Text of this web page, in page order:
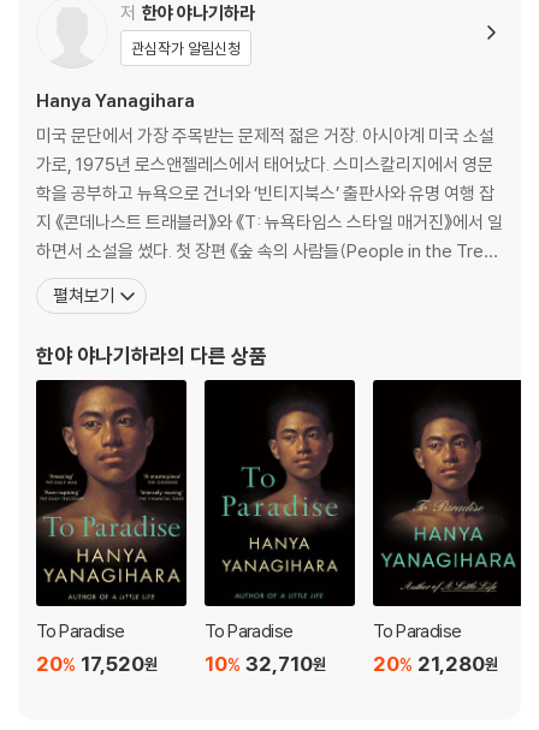
ished family resists betrothal to a worthy suitor, drawn to a ch
arming music teacher of no means. In a 1993 Manhattan besie
much older, wealthier partner, hiding his troubled childhood an
d the fate of his father. And in 2093, in a world riven by plague
s and governed by totalitarian rule, a powerful scientist’s dam
aged granddaughter tries to navigate life without him―and s
olve the mystery of her husband’s disappearances.
These three sections comprise an ingenious symphony, as re
curring notes and themes deepen and enrich one another: A t
ess, and treatments that come at a terrible cost; wealth and s
qualor; the weak and the strong; race; the definition of family,
and of nationhood; the dangerous righteousness of the powe
rful, and of revolutionaries; the longing to find a place in an ear
thly paradise, and the gradual realization that it can’t exist. Wh
at unites not just the characters, but these Americas, are their
reckonings with the qualities that make us human: Fear. Love.
Shame. Need. Loneliness.
저 한야 야나기하라
관심작가 알림신청
Hanya Yanagihara
미국 문단에서 가장 주목받는 문제적 젊은 거장. 아시아계 미국 소설
가로, 1975년 로스앤젤레스에서 태어났다. 스미스칼리지에서 영문
학을 공부하고 뉴욕으로 건너와 ‘빈티지북스’ 출판사와 유명 여행 잡
지 《콘데나스트 트래블러》와 《T: 뉴욕타임스 스타일 매거진》에서 일
하면서 소설을 썼다. 첫 장편 《숲 속의 사람들(People in the Tree
s)》(2013)로 뛰어난 데뷔소설에 주어지는 ‘펜/로버트 W. 빙햄’ 상
최종후보에 올랐고, 2015년 두 번째 장편 《리틀 라이프(A Little Lif
는 분량임에도
펼쳐보기
한야 야나기하라의 다른 상품
To Paradise
17,520원
20%
To Paradise
32,710원
10%
To Paradise
21,280원
20%